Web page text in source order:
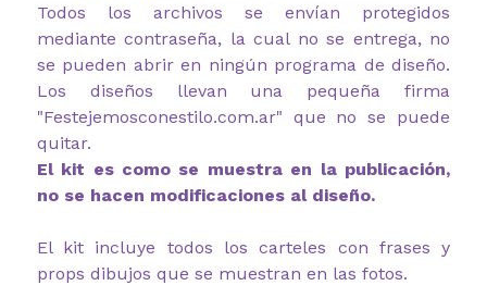
Todos los archivos se envían protegidos
mediante contraseña, la cual no se entrega, no
se pueden abrir en ningún programa de diseño.
Los diseños llevan una pequeña firma
"Festejemosconestilo.com.ar" que no se puede
quitar.
El kit es como se muestra en la publicación,
no se hacen modificaciones al diseño.
El kit incluye todos los carteles con frases y
props dibujos que se muestran en las fotos.